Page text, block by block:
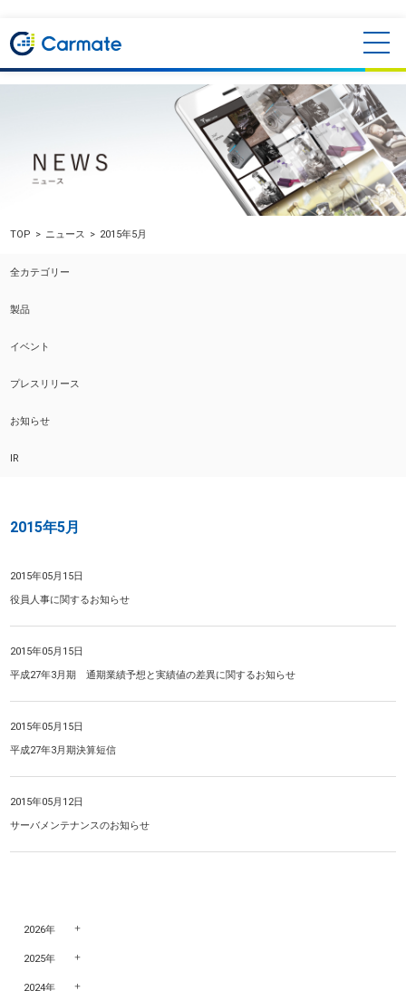
TOP ニュース 2015年5月
全カテゴリー
製品
イベント
プレスリリース
お知らせ
IR
2015年5月
2015年05月15日
役員人事に関するお知らせ
2015年05月15日
平成27年3月期 通期業績予想と実績値の差異に関するお知らせ
2015年05月15日
平成27年3月期決算短信
2015年05月12日
サーバメンテナンスのお知らせ
2026年
2025年
2024年